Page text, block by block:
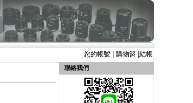
您的帳號| 購物籃| 結帳
聯絡我們